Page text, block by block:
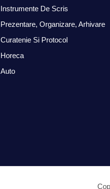
Instrumente De Scris
Prezentare, Organizare, Arhivare
Curatenie Si Protocol
Horeca
Auto